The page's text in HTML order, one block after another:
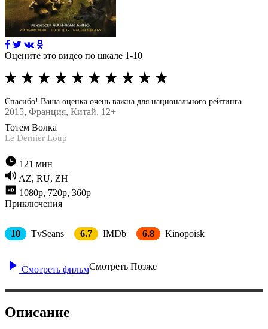
Оцените это видео по шкале 1-10
Спасибо! Ваша оценка очень важна для национального рейтинга
2015, Франция, Китай, 12+
Тотем Волка
Le Dernier Loup
121 мин
AZ, RU, ZH
1080p, 720p, 360p
Приключения
10 TvSeans 6.7 IMDb 6.8 Kinopoisk
Смотреть фильмСмотреть Позже
Описание